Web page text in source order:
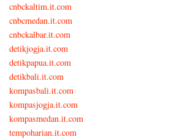
cnbckaltim.it.com
cnbcmedan.it.com
cnbckalbar.it.com
detikjogja.it.com
detikpapua.it.com
detikbali.it.com
kompasbali.it.com
kompasjogja.it.com
kompasmedan.it.com
tempoharian.it.com